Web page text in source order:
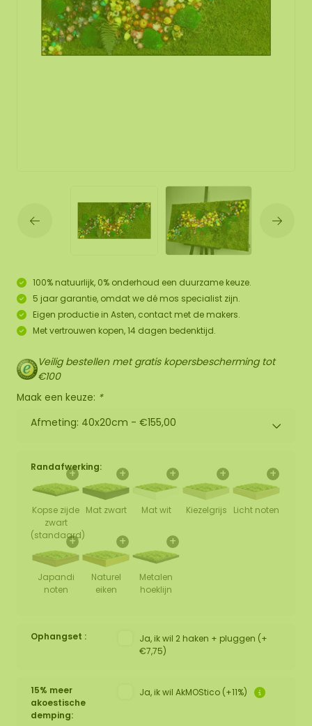
100% natuurlijk, 0% onderhoud een duurzame keuze.
5 jaar garantie, omdat we dé mos specialist zijn.
Eigen productie in Asten, contact met de makers.
Met vertrouwen kopen, 14 dagen bedenktijd.
Veilig bestellen met gratis kopersbescherming tot
€100
Maak een keuze: *
Afmeting: 40x20cm - €155,00
Randafwerking:
+
Kopse zijde
zwart
(standaard)
+
Mat zwart
+
Mat wit
+
Kiezelgrijs
+
Licht noten
+
Japandi
noten
+
Naturel
eiken
+
Metalen
hoeklijn
Ophangset :
Ja, ik wil 2 haken + pluggen (+
€7,75)
15% meer
akoestische
demping:
Ja, ik wil AkMOStico (+11%)